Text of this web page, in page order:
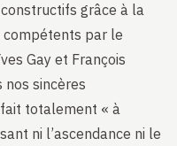
grâce à la
compétents par le
Gay et François
nos sincères
totalement « à
ni l’ascendance ni le